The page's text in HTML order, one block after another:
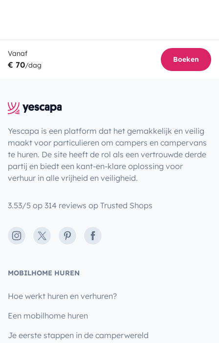
Vanaf
€ 70/dag
Boeken
Yescapa is een platform dat het gemakkelijk en veilig
maakt voor particulieren om campers en campervans
te huren. De site heeft de rol als een vertrouwde derde
partij en biedt een kant-en-klare oplossing voor
verhuur in alle vrijheid en veiligheid.
3.53/5 op 314 reviews op Trusted Shops
Instagram
X PinterestFacebook
MOBILHOME HUREN
Hoe werkt huren en verhuren?
Een mobilhome huren
Je eerste stappen in de camperwereld